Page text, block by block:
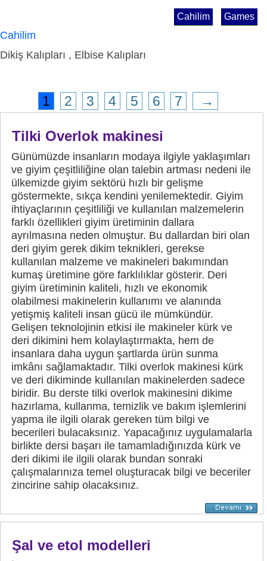
Games
Cahilim
Cahilim
Dikiş Kalıpları , Elbise Kalıpları
1 2 3 4 5 6 7 →
Tilki Overlok makinesi
Günümüzde insanların modaya ilgiyle yaklaşımları
ve giyim çeşitliliğine olan talebin artması nedeni ile
ülkemizde giyim sektörü hızlı bir gelişme
göstermekte, sıkça kendini yenilemektedir. Giyim
ihtiyaçlarının çeşitliliği ve kullanılan malzemelerin
farklı özellikleri giyim üretiminin dallara
ayrılmasına neden olmuştur. Bu dallardan biri olan
deri giyim gerek dikim teknikleri, gerekse
kullanılan malzeme ve makineleri bakımından
kumaş üretimine göre farklılıklar gösterir. Deri
giyim üretiminin kaliteli, hızlı ve ekonomik
olabilmesi makinelerin kullanımı ve alanında
yetişmiş kaliteli insan gücü ile mümkündür.
Gelişen teknolojinin etkisi ile makineler kürk ve
deri dikimini hem kolaylaştırmakta, hem de
insanlara daha uygun şartlarda ürün sunma
imkânı sağlamaktadır. Tilki overlok makinesi kürk
ve deri dikiminde kullanılan makinelerden sadece
biridir. Bu derste tilki overlok makinesini dikime
hazırlama, kullanma, temizlik ve bakım işlemlerini
yapma ile ilgili olarak gereken tüm bilgi ve
becerileri bulacaksınız. Yapacağınız uygulamalarla
birlikte dersi başarı ile tamamladığınızda kürk ve
deri dikimi ile ilgili olarak bundan sonraki
çalışmalarınıza temel oluşturacak bilgi ve beceriler
zincirine sahip olacaksınız.
Şal ve etol modelleri